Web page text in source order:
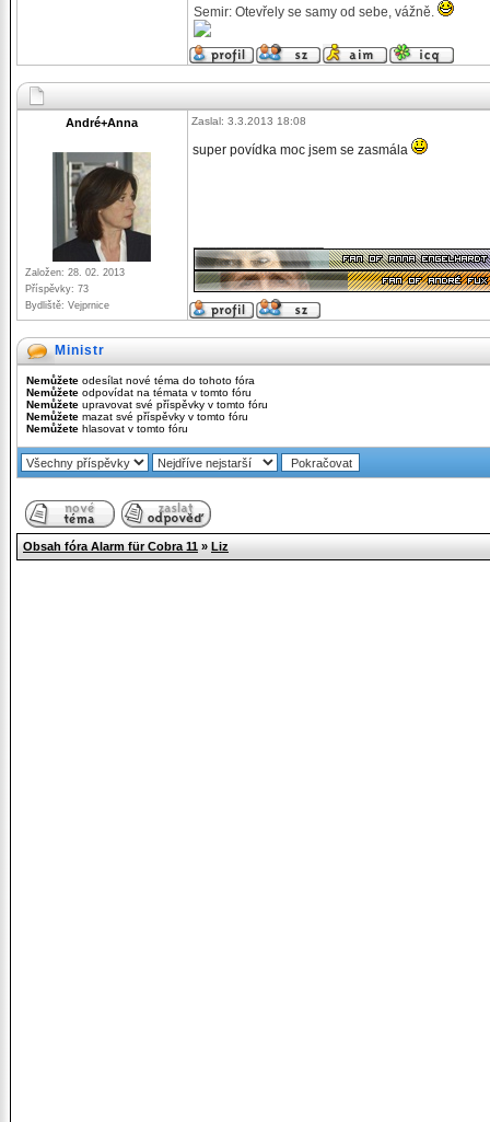
Semir: Otevřely se samy od sebe, vážně.
André+Anna
Založen: 28. 02. 2013
Příspěvky: 73
Bydliště: Vejprnice
Zaslal: 3.3.2013 18:08
super povídka moc jsem se zasmála
Ministr
Nemůžete odesílat nové téma do tohoto fóra
Nemůžete odpovídat na témata v tomto fóru
Nemůžete upravovat své příspěvky v tomto fóru
Nemůžete mazat své příspěvky v tomto fóru
Nemůžete hlasovat v tomto fóru
Obsah fóra Alarm für Cobra 11 » Liz